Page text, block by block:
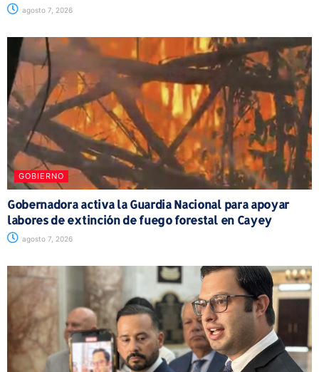
agosto 7, 2026
GOBIERNO
Gobernadora activa la Guardia Nacional para apoyar
labores de extinción de fuego forestal en Cayey
agosto 7, 2026